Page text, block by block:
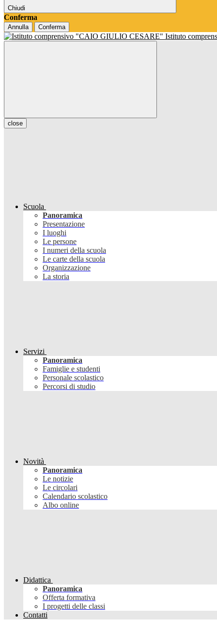
Chiudi
Conferma
Annulla Conferma
Istituto
close
Scuola
Panoramica
Presentazione
I luoghi
Le persone
I numeri della scuola
Le carte della scuola
Organizzazione
La storia
Servizi
Panoramica
Famiglie e studenti
Personale scolastico
Percorsi di studio
Novità
Panoramica
Le notizie
Le circolari
Calendario scolastico
Albo online
Didattica
Panoramica
Offerta formativa
I progetti delle classi
Contatti